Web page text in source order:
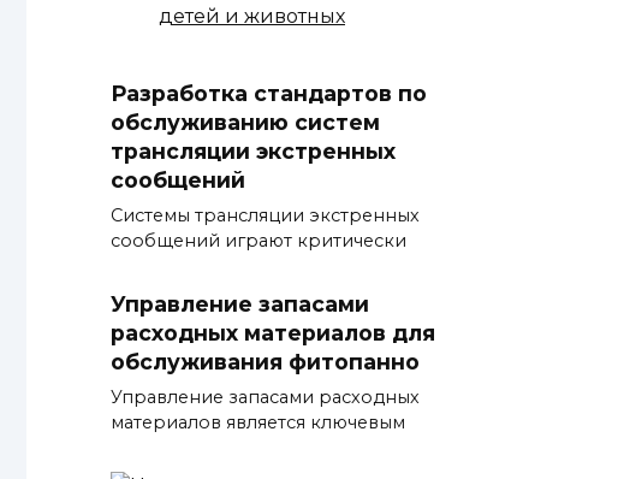
детей и животных
Разработка стандартов по
обслуживанию систем
трансляции экстренных
сообщений
Системы трансляции экстренных
сообщений играют критически
Управление запасами
расходных материалов для
обслуживания фитопанно
Управление запасами расходных
материалов является ключевым